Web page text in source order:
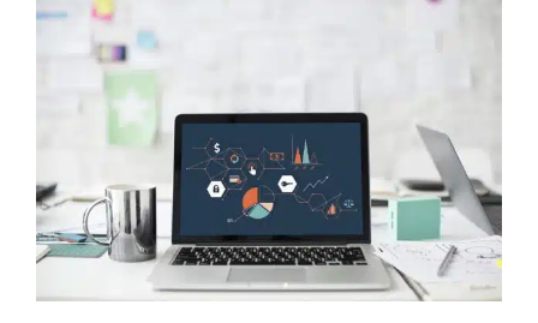
Binnenkort: kortingen op onze diensten